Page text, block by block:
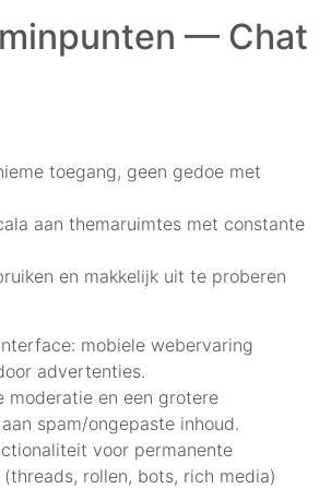
— Chat
toegang, geen gedoe met
aan themaruimtes met constante
en makkelijk uit te proberen
mobiele webervaring
advertenties.
moderatie en een grotere
spam/ongepaste inhoud.
voor permanente
rollen, bots, rich media)